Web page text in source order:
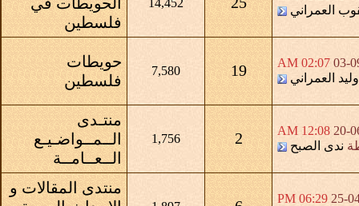
العمراني
فلسطين
03-
02:07 AM
وليد العمراني
19
7,580
حويطات
فلسطين
20-
12:08 AM
ندى الصبح 2
1,756
منتـدى
الــمــواضـيـع
الــعــامــة
25-
06:29 PM
منتدى المقالات و